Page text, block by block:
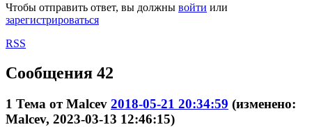
Чтобы отправить ответ, вы должны войти или
зарегистрироваться
RSS
Сообщения 42
1 Тема отMalcev 2018-05-21 20:34:59 (изменено:
Malcev, 2023-03-13 12:46:15)